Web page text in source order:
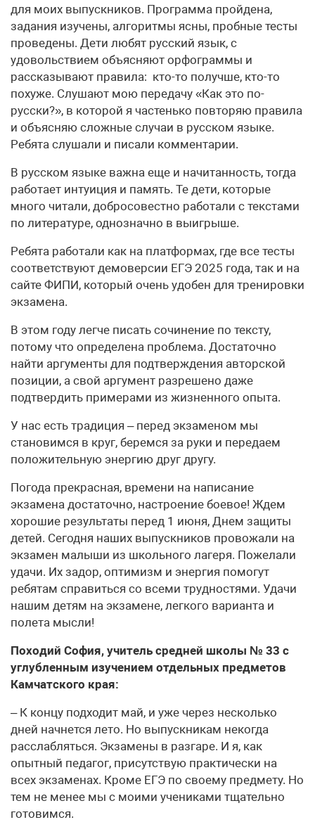
для моих выпускников. Программа пройдена,
задания изучены, алгоритмы ясны, пробные тесты
проведены. Дети любят русский язык, с
удовольствием объясняют орфограммы и
рассказывают правила: кто-то получше, кто-то
похуже. Слушают мою передачу «Как это по-
русски?», в которой я частенько повторяю правила
и объясняю сложные случаи в русском языке.
Ребята слушали и писали комментарии.
В русском языке важна еще и начитанность, тогда
работает интуиция и память. Те дети, которые
много читали, добросовестно работали с текстами
по литературе, однозначно в выигрыше.
Ребята работали как на платформах, где все тесты
соответствуют демоверсии ЕГЭ 2025 года, так и на
сайте ФИПИ, который очень удобен для тренировки
экзамена.
В этом году легче писать сочинение по тексту,
потому что определена проблема. Достаточно
найти аргументы для подтверждения авторской
позиции, а свой аргумент разрешено даже
подтвердить примерами из жизненного опыта.
У нас есть традиция – перед экзаменом мы
становимся в круг, беремся за руки и передаем
положительную энергию друг другу.
Погода прекрасная, времени на написание
экзамена достаточно, настроение боевое! Ждем
хорошие результаты перед 1 июня, Днем защиты
детей. Сегодня наших выпускников провожали на
экзамен малыши из школьного лагеря. Пожелали
удачи. Их задор, оптимизм и энергия помогут
ребятам справиться со всеми трудностями. Удачи
нашим детям на экзамене, легкого варианта и
полета мысли!
Походий София, учитель средней школы № 33 с
углубленным изучением отдельных предметов
Камчатского края:
– К концу подходит май, и уже через несколько
дней начнется лето. Но выпускникам некогда
расслабляться. Экзамены в разгаре. И я, как
опытный педагог, присутствую практически на
всех экзаменах. Кроме ЕГЭ по своему предмету. Но
тем не менее мы с моими учениками тщательно
готовимся.